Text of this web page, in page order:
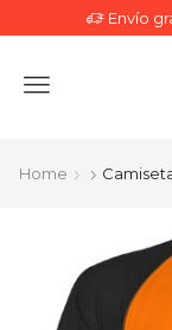
Envío
Menu
Home